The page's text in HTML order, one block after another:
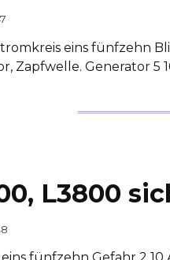
eins fünfzehn
Zapfwelle. Generator 5
L3800